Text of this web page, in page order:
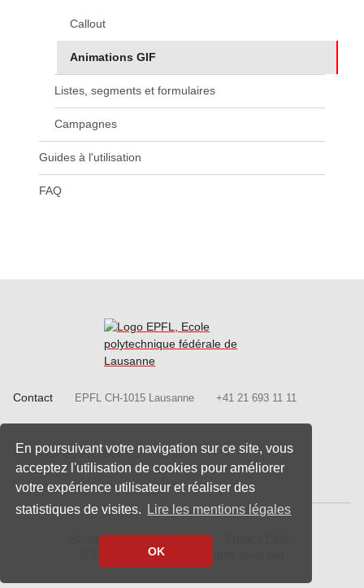
Callout
Animations GIF
Listes, segments et formulaires
Campagnes
Guides à l'utilisation
FAQ
Contact EPFL CH-1015 Lausanne +41 21 693 11 11
Follow the pulses of EPFL on social
networks
Follow us on LinkedIn.
Accessibility Legal notice
© 2020 - 2026 EPFL, all rights reserved
En poursuivant votre navigation sur ce site, vous
acceptez l'utilisation de cookies pour améliorer
votre expérience utilisateur et réaliser des
statistiques de visites.
Lire les mentions légales
OK